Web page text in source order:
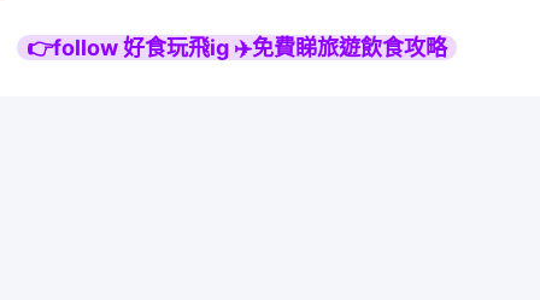
👉follow 好食玩飛ig ✈️免費睇旅遊飲食攻略